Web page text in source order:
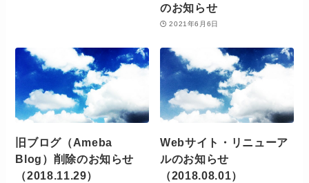
のお知らせ
2021年6月6日
旧ブログ（Ameba
Blog）削除のお知らせ
（2018.11.29）
Webサイト・リニューア
ルのお知らせ
（2018.08.01）